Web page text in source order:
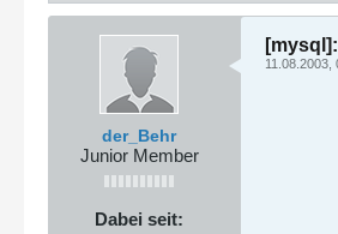
der_Behr
Junior Member
Dabei seit:
11.08.2003,